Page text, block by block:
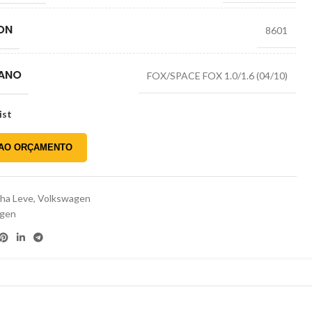
8601
FOX/SPACE FOX 1.0/1.6 (04/10)
ORÇAMENTO
Leve, Volkswagen